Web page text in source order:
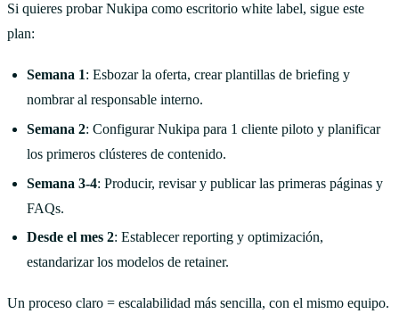
Si quieres probar Nukipa como escritorio white label, sigue este
plan:
Semana 1: Esbozar la oferta, crear plantillas de briefing y
nombrar al responsable interno.
Semana 2: Configurar Nukipa para 1 cliente piloto y planificar
los primeros clústeres de contenido.
Semana 3-4: Producir, revisar y publicar las primeras páginas y
FAQs.
Desde el mes 2: Establecer reporting y optimización,
estandarizar los modelos de retainer.
Un proceso claro = escalabilidad más sencilla, con el mismo equipo.